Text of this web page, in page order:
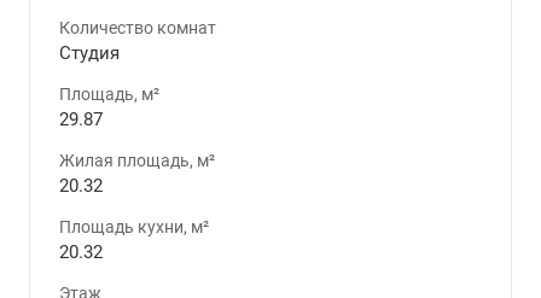
Количество комнат
Студия
Площадь, м²
29.87
Жилая площадь, м²
20.32
Площадь кухни, м²
20.32
Этаж